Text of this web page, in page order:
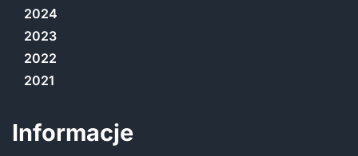
2024
2023
2022
2021
Informacje